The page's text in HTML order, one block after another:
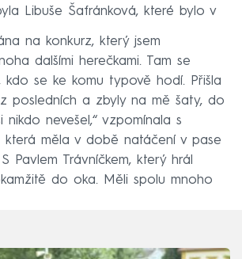
Libuše Šafránková, které bylo v
na konkurz, který jsem
dalšími herečkami. Tam se
kdo se ke komu typově hodí. Přišla
posledních a zbyly na mě šaty, do
nevešel,“ vzpomínala s
která měla v době natáčení v pase
Pavlem Trávníčkem, který hrál
do oka. Měli spolu mnoho